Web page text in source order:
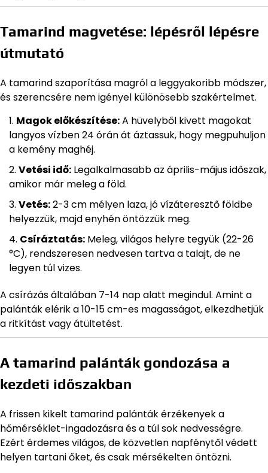
Tamarind magvetése: lépésről lépésre
útmutató
A tamarind szaporítása magról a leggyakoribb módszer,
és szerencsére nem igényel különösebb szakértelmet.
Magok előkészítése:A hüvelyből kivett magokat
langyos vízben 24 órán át áztassuk, hogy megpuhuljon
a kemény maghéj.
Vetési idő: Legalkalmasabb az április-május időszak,
amikor már meleg a föld.
Vetés:2-3 cm mélyen laza, jó vízáteresztő földbe
helyezzük, majd enyhén öntözzük meg.
Csíráztatás: Meleg, világos helyre tegyük (22-26
°C), rendszeresen nedvesen tartva a talajt, de ne
legyen túl vizes.
A csírázás általában 7-14 nap alatt megindul. Amint a
palánták elérik a 10-15 cm-es magasságot, elkezdhetjük
a ritkítást vagy átültetést.
A tamarind palánták gondozása a
kezdeti időszakban
A frissen kikelt tamarind palánták érzékenyek a
hőmérséklet-ingadozásra és a túl sok nedvességre.
Ezért érdemes világos, de közvetlen napfénytől védett
helyen tartani őket, és csak mérsékelten öntözni.